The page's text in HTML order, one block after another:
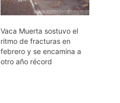
Vaca Muerta sostuvo el
ritmo de fracturas en
febrero y se encamina a
otro año récord